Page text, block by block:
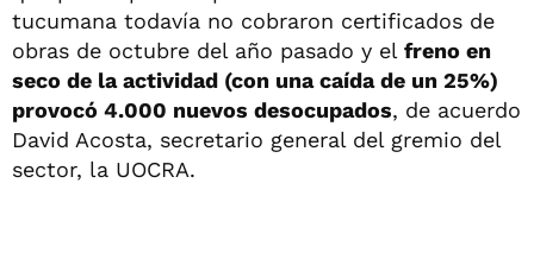
tucumana todavía no cobraron certificados de
obras de octubre del año pasado y el freno en
seco de la actividad (con una caída de un 25%)
provocó 4.000 nuevos desocupados, de acuerdo
David Acosta, secretario general del gremio del
sector, la UOCRA.